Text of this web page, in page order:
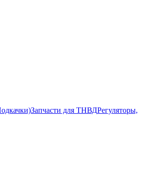
Запчасти для ТНВДРегуляторы,